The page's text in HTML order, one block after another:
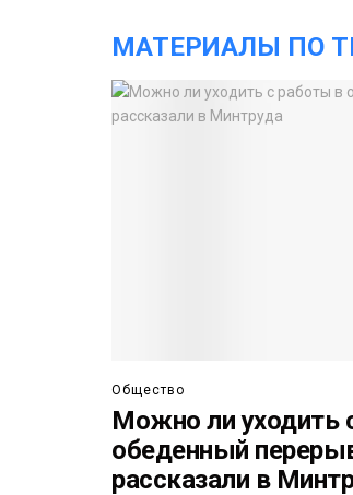
МАТЕРИАЛЫ ПО
Общество
Можно ли уходить
обеденный
рассказали в